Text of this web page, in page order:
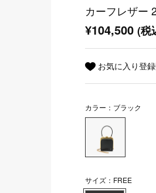
カーフレザー
¥104,500(税
お気に入り登
カラー：ブラック
サイズ：FREE